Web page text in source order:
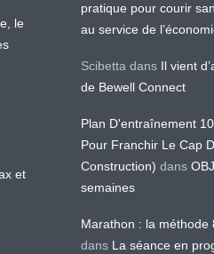
le
et
pratique pour courir
au service de
Scibetta dans Il vient
de Bewell Connect
Plan D'entraînement
Pour Franchir Le Cap
Construction) dans
semaines
Marathon : la
dans La séance en